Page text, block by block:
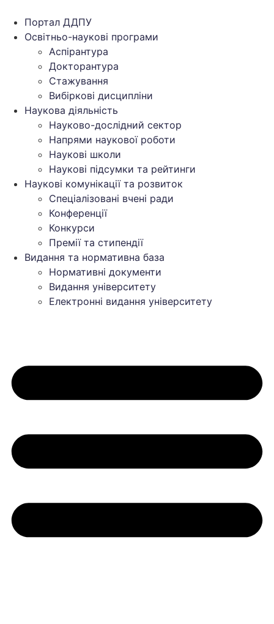
вмісту
Портал ДДПУ
Освітньо-наукові програми
Аспірантура
Докторантура
Стажування
Вибіркові дисципліни
Наукова діяльність
Науково-дослідний сектор
Напрями наукової роботи
Наукові школи
Наукові підсумки та рейтинги
Наукові комунікації та розвиток
Спеціалізовані вчені ради
Конференції
Конкурси
Премії та стипендії
Видання та нормативна база
Нормативні документи
Видання університету
Електронні видання університету